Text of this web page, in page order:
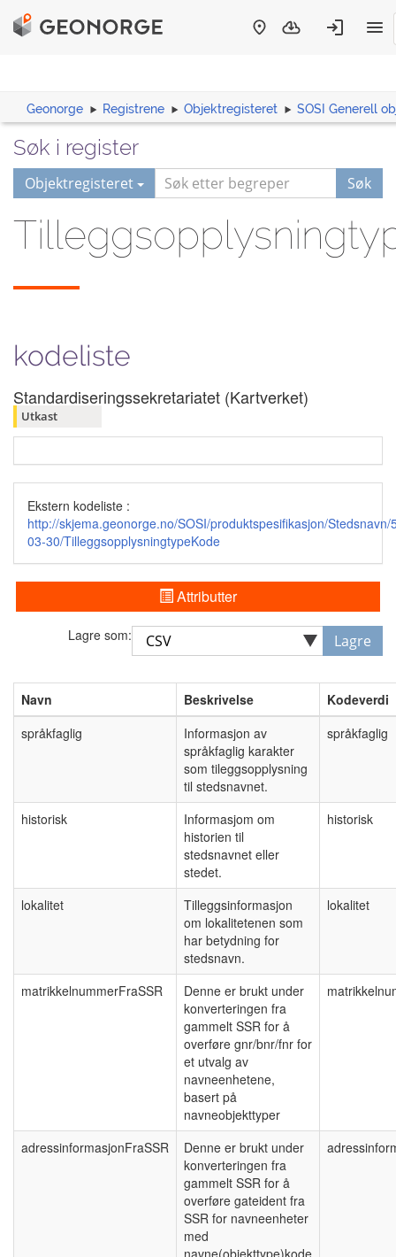
Geonorge Registrene Objektregisteret SOSI Generell
Søk i register
Objektregisteret Søk
kodeliste
Standardiseringssekretariatet (Kartverket)
Utkast
Ekstern kodeliste :
http://skjema.geonorge.no/SOSI/produktspesifikasjon/
03-30/TilleggsopplysningtypeKode
Attributter
Lagre som: Lagre
Navn Beskrivelse
Kodeverdi
språkfaglig
Informasjon av
språkfaglig karakter
som tileggsopplysning
til stedsnavnet.
språkfaglig
historisk
Informasjom om
historien til
stedsnavnet eller
stedet.
historisk
lokalitet
Tilleggsinformasjon
om lokalitetenen som
har betydning for
stedsnavn.
lokalitet
matrikkelnummerFraSSR
Denne er brukt under
konverteringen fra
gammelt SSR for å
overføre gnr/bnr/fnr for
et utvalg av
navneenhetene,
basert på
navneobjekttyper
adressinformasjonFraSSR
Denne er brukt under
konverteringen fra
gammelt SSR for å
overføre gateident fra
SSR for navneenheter
med
navne(objekttype)kode